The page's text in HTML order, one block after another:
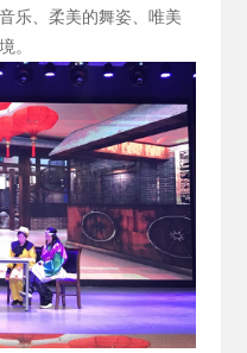
乐、柔美的舞姿、唯美
。